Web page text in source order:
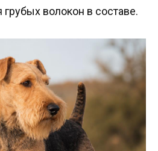
волокон в составе.